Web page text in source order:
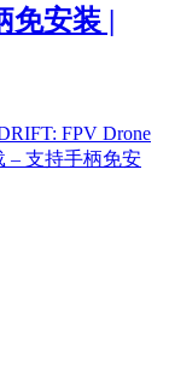
安装 |